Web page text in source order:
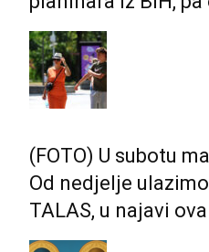
(FOTO) U subotu
Od nedjelje
TALAS, u najavi